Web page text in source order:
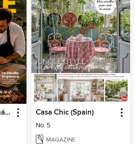
AOA Chile | Agro Orgánico & Alimentos Saludables Casa Chic (Spain)
No. 5
MAGAZINE